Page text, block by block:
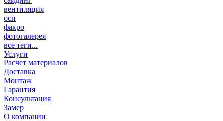
вентиляция
осп
факро
фотогалерея
все теги...
Услуги
Расчет материалов
Доставка
Монтаж
Гарантия
Консультация
Замер
О компании